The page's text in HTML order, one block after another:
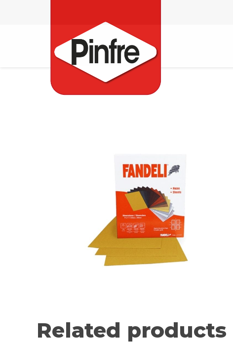
Related products